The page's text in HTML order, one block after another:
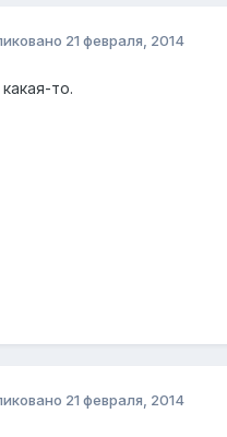
21 февраля, 2014
то.
21 февраля, 2014